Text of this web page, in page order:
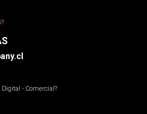
- Comercial?